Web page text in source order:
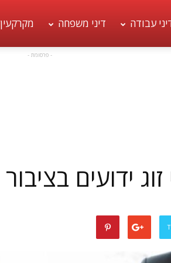
עבודה דיני משפחה מקרקעין
- פרסומת -
ידועים בציבור